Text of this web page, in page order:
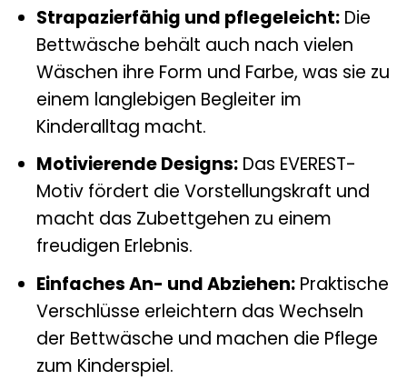
Strapazierfähig und pflegeleicht:Die
Bettwäsche behält auch nach vielen
Wäschen ihre Form und Farbe, was sie zu
einem langlebigen Begleiter im
Kinderalltag macht.
Motivierende Designs:Das EVEREST-
Motiv fördert die Vorstellungskraft und
macht das Zubettgehen zu einem
freudigen Erlebnis.
Einfaches An- und Abziehen:Praktische
Verschlüsse erleichtern das Wechseln
der Bettwäsche und machen die Pflege
zum Kinderspiel.